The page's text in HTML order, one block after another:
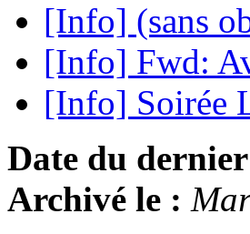
[Info] (sans
[Info] Fwd:
[Info] Soirée
Date du dernier
Archivé le :